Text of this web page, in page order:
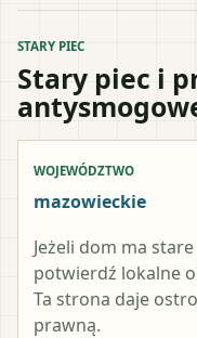
STARY PIEC
Stary piec i
WOJEWÓDZTWO
mazowieckie
Jeżeli dom ma
potwierdź lokalne
Ta strona daje
prawną.